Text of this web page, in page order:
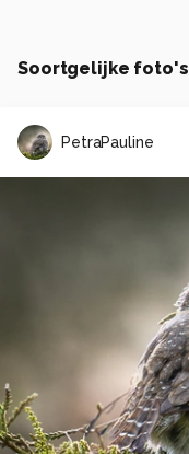
Soortgelijke foto's
PetraPauline